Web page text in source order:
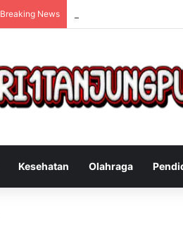
Breaking News
Kesehatan Olahraga